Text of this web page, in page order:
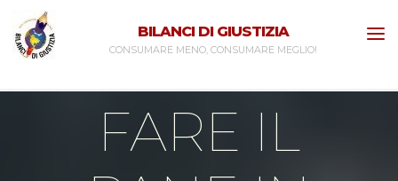
content
BILANCI DI GIUSTIZIA
CONSUMARE MENO, CONSUMARE MEGLIO!
FARE IL